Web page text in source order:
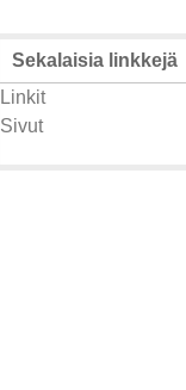
Sekalaisia linkkejä
Linkit
Sivut